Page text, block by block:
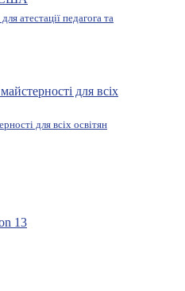
атестації педагога та
для всіх освітян
13